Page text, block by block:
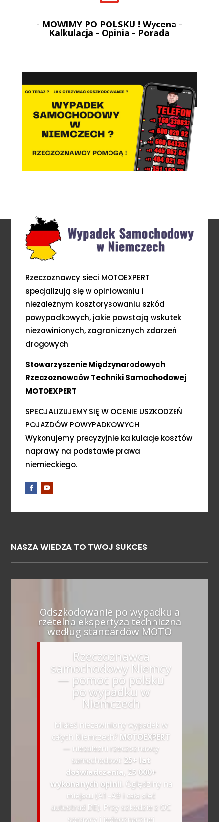
- MOWIMY PO POLSKU ! Wycena -
Kalkulacja - Opinia - Porada
Rzeczoznawcy sieci MOTOEXPERT
specjalizują się w opiniowaniu i
niezależnym kosztorysowaniu szkód
powypadkowych, jakie powstają wskutek
niezawinionych, zagranicznych zdarzeń
drogowych
Stowarzyszenie Międzynarodowych
Rzeczoznawców Techniki Samochodowej
MOTOEXPERT
SPECJALIZUJEMY SIĘ W OCENIE USZKODZEŃ
POJAZDÓW POWYPADKOWYCH
Wykonujemy precyzyjnie kalkulacje kosztów
naprawy na podstawie prawa
niemieckiego.
NASZA WIEDZA TO TWOJ SUKCES
Odszkodowanie po wypadku a
rzetelna ekspertyza techniczna
według standardów MOTO
Rzeczoznawca
samochodowy Niemcy
— pomoc po polsku
po wypadku w
Niemczech
Miałeś niezawiniony wypadek w
całych Niemczech? MOTOEXPERT
— niezależni rzeczoznawcy
samochodowi: 25+ lat
doświadczenia, 25 000+
wykonanych opinii . Oględziny na
miejscu (A1–A9 i cała sieć
autostrad DE). Przy szkodzie z OC
sprawcy i jednoznacznej